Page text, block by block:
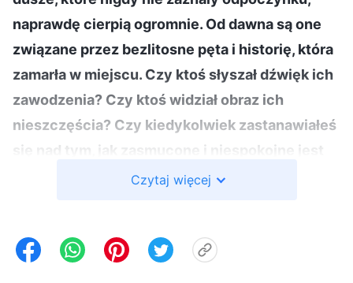
naprawdę cierpią ogromnie. Od dawna są one
związane przez bezlitosne pęta i historię, która
zamarła w miejscu. Czy ktoś słyszał dźwięk ich
zawodzenia? Czy ktoś widział obraz ich
nieszczęścia? Czy kiedykolwiek zastanawiałeś
się nad tym, jak zasmucone i niespokojne jest
Boże serce? Jak może On znieść spoglądanie
to nieszczęśnicy, którzy zostali zatruci. Choć
Czytaj więcej